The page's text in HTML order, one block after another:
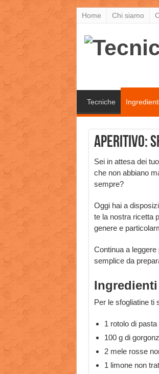
Home Chi siamo
Tecniche
Aperitivo:
Sei in attesa dei
che non abbiano
sempre?
Oggi hai a
te la nostra ricetta
genere e
Continua a
semplice da
Ingredienti
Per le sfogliatine ti
1 rotolo di
100 g di
2 mele rosse
1 limone non